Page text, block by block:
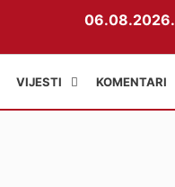
06.08.2026.
VIJESTI KOMENTARI